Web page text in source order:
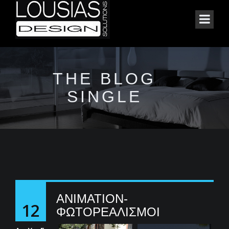
THE BLOG
SINGLE
12
ANIMATION-
ΦΩΤΟΡΕΑΛΙΣΜΟΙ